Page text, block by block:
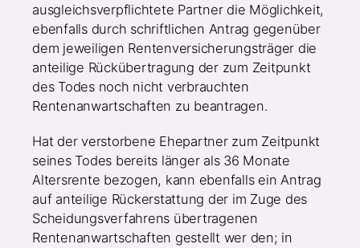
ausgleichsverpflichtete Partner die Möglichkeit,
ebenfalls durch schriftlichen Antrag gegenüber
dem jeweiligen Rentenversicherungsträger die
anteilige Rückübertragung der zum Zeitpunkt
des Todes noch nicht verbrauchten
Rentenanwartschaften zu beantragen.
Hat der verstorbene Ehepartner zum Zeitpunkt
seines Todes bereits länger als 36 Monate
Altersrente bezogen, kann ebenfalls ein Antrag
auf anteilige Rückerstattung der im Zuge des
Scheidungsverfahrens übertragenen
Rentenanwartschaften gestellt wer den; in